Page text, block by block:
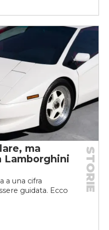
ma
Lamborghini
a una cifra
guidata. Ecco
STORIE